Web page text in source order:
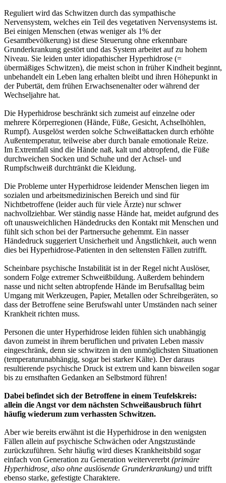
Reguliert wird das Schwitzen durch das sympathische
Nervensystem, welches ein Teil des vegetativen Nervensystems ist.
Bei einigen Menschen (etwas weniger als 1% der
Gesamtbevölkerung) ist diese Steuerung ohne erkennbare
Grunderkrankung gestört und das System arbeitet auf zu hohem
Niveau. Sie leiden unter idiopathischer Hyperhidrose (=
übermäßiges Schwitzen), die meist schon in früher Kindheit beginnt,
unbehandelt ein Leben lang erhalten bleibt und ihren Höhepunkt in
der Pubertät, dem frühen Erwachsenenalter oder während der
Wechseljahre hat.
Die Hyperhidrose beschränkt sich zumeist auf einzelne oder
mehrere Körperregionen (Hände, Füße, Gesicht, Achselhöhlen,
Rumpf). Ausgelöst werden solche Schweißattacken durch erhöhte
Außentemperatur, teilweise aber durch banale emotionale Reize.
Im Extremfall sind die Hände naß, kalt und abtropfend, die Füße
durchweichen Socken und Schuhe und der Achsel- und
Rumpfschweiß durchtränkt die Kleidung.
Die Probleme unter Hyperhidrose leidender Menschen liegen im
sozialen und arbeitsmedizinischen Bereich und sind für
Nichtbetroffene (leider auch für viele Ärzte) nur schwer
nachvollziehbar. Wer ständig nasse Hände hat, meidet aufgrund des
oft unausweichlichen Händedrucks den Kontakt mit Menschen und
fühlt sich schon bei der Partnersuche gehemmt. Ein nasser
Händedruck suggeriert Unsicherheit und Ängstlichkeit, auch wenn
dies bei Hyperhidrose-Patienten in den seltensten Fällen zutrifft.
Scheinbare psychische Instabilität ist in der Regel nicht Auslöser,
sondern Folge extremer Schweißbildung. Außerdem behindern
nasse und nicht selten abtropfende Hände im Berufsalltag beim
Umgang mit Werkzeugen, Papier, Metallen oder Schreibgeräten, so
dass der Betroffene seine Berufswahl unter Umständen nach seiner
Krankheit richten muss.
Personen die unter Hyperhidrose leiden fühlen sich unabhängig
davon zumeist in ihrem beruflichen und privaten Leben massiv
eingeschränk, denn sie schwitzen in den unmöglichsten Situationen
(temperaturunabhängig, sogar bei starker Kälte). Der daraus
resultierende psychische Druck ist extrem und kann bisweilen sogar
bis zu ernsthaften Gedanken an Selbstmord führen!
Dabei befindet sich der Betroffene in einem Teufelskreis:
allein die Angst vor dem nächsten Schweißausbruch führt
häufig wiederum zum verhassten Schwitzen.
Aber wie bereits erwähnt ist die Hyperhidrose in den wenigsten
Fällen allein auf psychische Schwächen oder Angstzustände
zurückzuführen. Sehr häufig wird dieses Krankheitsbild sogar
einfach von Generation zu Generation weitervererbt (primäre
Hyperhidrose, also ohne auslösende Grunderkrankung) und trifft
ebenso starke, gefestigte Charaktere.